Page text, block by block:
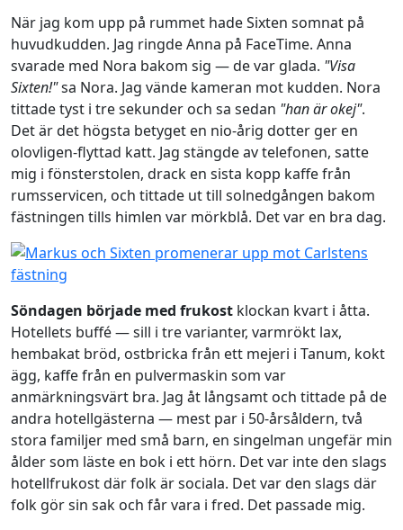
När jag kom upp på rummet hade Sixten somnat på
huvudkudden. Jag ringde Anna på FaceTime. Anna
svarade med Nora bakom sig — de var glada. "Visa
Sixten!"sa Nora. Jag vände kameran mot kudden. Nora
tittade tyst i tre sekunder och sa sedan "han är okej".
Det är det högsta betyget en nio-årig dotter ger en
olovligen-flyttad katt. Jag stängde av telefonen, satte
mig i fönsterstolen, drack en sista kopp kaffe från
rumsservicen, och tittade ut till solnedgången bakom
fästningen tills himlen var mörkblå. Det var en bra dag.
Söndagen började med frukost klockan kvart i åtta.
Hotellets buffé — sill i tre varianter, varmrökt lax,
hembakat bröd, ostbricka från ett mejeri i Tanum, kokt
ägg, kaffe från en pulvermaskin som var
anmärkningsvärt bra. Jag åt långsamt och tittade på de
andra hotellgästerna — mest par i 50-årsåldern, två
stora familjer med små barn, en singelman ungefär min
ålder som läste en bok i ett hörn. Det var inte den slags
hotellfrukost där folk är sociala. Det var den slags där
folk gör sin sak och får vara i fred. Det passade mig.